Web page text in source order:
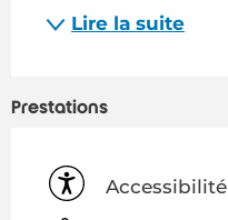
Lire la suite
Prestations
Accessibilité